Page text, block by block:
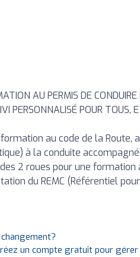
AU PERMIS DE
PERSONNALISÉ POUR TOUS,
au code de la Route,
à la conduite
2 roues pour une
du REMC (Référentiel
un compte gratuit pour